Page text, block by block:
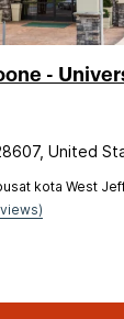
-
United
kota West